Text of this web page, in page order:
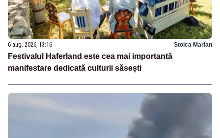
6 aug. 2026, 13:16 Stoica Marian
Festivalul Haferland este cea mai importantă
manifestare dedicată culturii săsești